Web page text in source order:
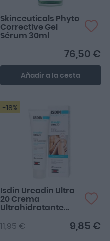
Skinceuticals Phyto
Corrective Gel
Sérum 30ml
76,50 €
Añadir a la cesta
-18%
Isdin Ureadin Ultra
20 Crema
Ultrahidratante
9,85 €
11,95 €